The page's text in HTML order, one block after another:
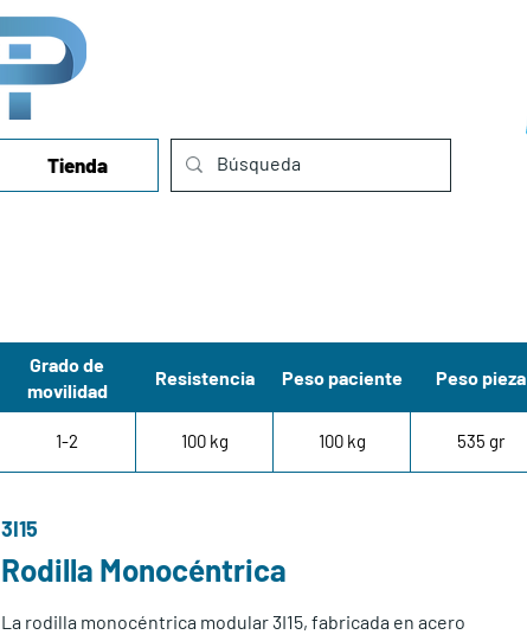
Tienda
Grado de
movilidad
Resistencia Peso paciente Peso pieza
1-2 100 kg 100 kg 535 gr
3I15
Rodilla Monocéntrica
La rodilla monocéntrica modular 3I15, fabricada en acero